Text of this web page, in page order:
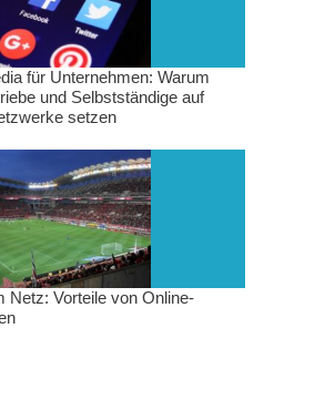
für Unternehmen: Warum
und Selbstständige auf
setzen
Netz: Vorteile von Online-